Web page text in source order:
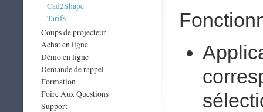
Cad2Shape
Tarifs
Coups de projecteur
Achat en ligne
Démo en ligne
Demande de rappel
Formation
Foire Aux Questions
Support